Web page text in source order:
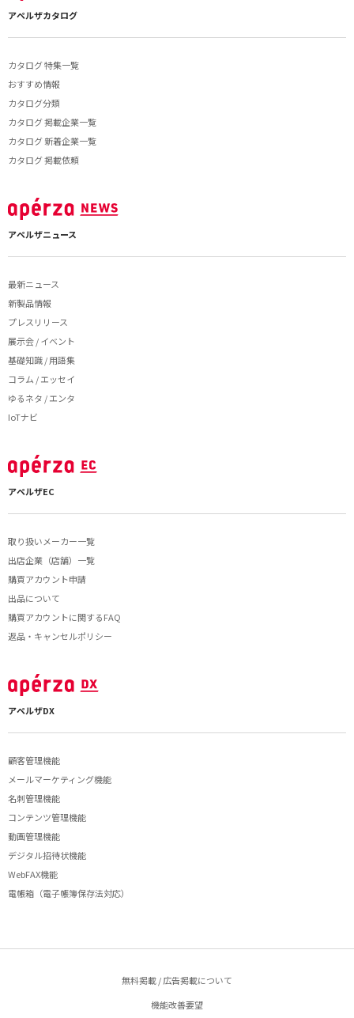
アペルザカタログ
カタログ 特集一覧
おすすめ情報
カタログ分類
カタログ 掲載企業一覧
カタログ 新着企業一覧
カタログ 掲載依頼
アペルザニュース
最新ニュース
新製品情報
プレスリリース
展示会 / イベント
基礎知識 / 用語集
コラム / エッセイ
ゆるネタ / エンタ
IoTナビ
アペルザEC
取り扱いメーカー一覧
出店企業（店舗）一覧
購買アカウント申請
出品について
購買アカウントに関するFAQ
返品・キャンセルポリシー
アペルザDX
顧客管理機能
メールマーケティング機能
名刺管理機能
コンテンツ管理機能
動画管理機能
デジタル招待状機能
WebFAX機能
電帳箱（電子帳簿保存法対応）
無料掲載 / 広告掲載について
機能改善要望